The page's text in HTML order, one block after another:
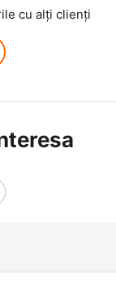
cu alți clienți